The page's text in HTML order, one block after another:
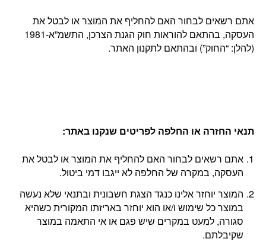
אתם רשאים לבחור האם להחליף את המוצר או לבטל את
העסקה, בהתאם להוראות חוק הגנת הצרכן, התשמ”א-1981
(להלן: “החוק”) ובהתאם לתקנון האתר.
תנאי החזרה או החלפה לפריטים שנקנו באתר:
אתם רשאים לבחור האם להחליף את המוצר או לבטל את
העסקה, במקרה של החלפה לא ייגבו דמי ביטול.
המוצר יוחזר אלינו כנגד הצגת חשבונית ובתנאי שלא נעשה
במוצר כל שימוש ו/או הוא יוחזר באריזתו המקורית כשהיא
סגורה, למעט במקרים שיש פגם או אי התאמה במוצר
שקיבלתם.